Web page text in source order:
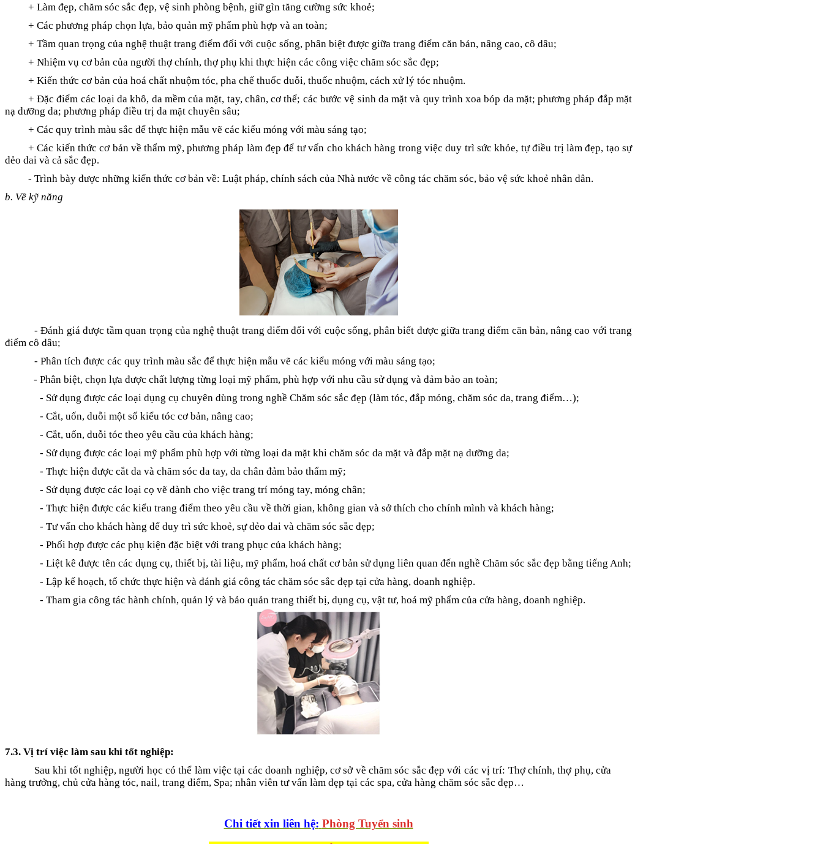
+ Làm đẹp, chăm sóc sắc đẹp, vệ sinh phòng bệnh, giữ gìn tăng cường sức khoẻ;
+ Các phương pháp chọn lựa, bảo quản mỹ phẩm phù hợp và an toàn;
+ Tầm quan trọng của nghệ thuật trang điểm đối với cuộc sống, phân biệt được giữa trang điểm căn bản, nâng cao, cô dâu;
+ Nhiệm vụ cơ bản của người thợ chính, thợ phụ khi thực hiện các công việc chăm sóc sắc đẹp;
+ Kiến thức cơ bản của hoá chất nhuộm tóc, pha chế thuốc duỗi, thuốc nhuộm, cách xử lý tóc nhuộm.
+ Đặc điểm các loại da khô, da mềm của mặt, tay, chân, cơ thể; các bước vệ sinh da mặt và quy trình xoa bóp da mặt; phương pháp đắp mặt
nạ dưỡng da; phương pháp điều trị da mặt chuyên sâu;
+ Các quy trình màu sắc để thực hiện mẫu vẽ các kiểu móng với màu sáng tạo;
+ Các kiến thức cơ bản về thẩm mỹ, phương pháp làm đẹp để tư vấn cho khách hàng trong việc duy trì sức khỏe, tự điều trị làm đẹp, tạo sự
dẻo dai và cả sắc đẹp.
- Trình bày được những kiến thức cơ bản về: Luật pháp, chính sách của Nhà nước về công tác chăm sóc, bảo vệ sức khoẻ nhân dân.
b. Về kỹ năng
- Đánh giá được tầm quan trọng của nghệ thuật trang điểm đối với cuộc sống, phân biết được giữa trang điểm căn bản, nâng cao với trang
điểm cô dâu;
- Phân tích được các quy trình màu sắc để thực hiện mẫu vẽ các kiểu móng với màu sáng tạo;
- Phân biệt, chọn lựa được chất lượng từng loại mỹ phẩm, phù hợp với nhu cầu sử dụng và đảm bảo an toàn;
- Sử dụng được các loại dụng cụ chuyên dùng trong nghề Chăm sóc sắc đẹp (làm tóc, đắp móng, chăm sóc da, trang điểm…);
- Cắt, uốn, duỗi một số kiểu tóc cơ bản, nâng cao;
- Cắt, uốn, duỗi tóc theo yêu cầu của khách hàng;
- Sử dụng được các loại mỹ phẩm phù hợp với từng loại da mặt khi chăm sóc da mặt và đắp mặt nạ dưỡng da;
- Thực hiện được cắt da và chăm sóc da tay, da chân đảm bảo thẩm mỹ;
- Sử dụng được các loại cọ vẽ dành cho việc trang trí móng tay, móng chân;
- Thực hiện được các kiểu trang điểm theo yêu cầu về thời gian, không gian và sở thích cho chính mình và khách hàng;
- Tư vấn cho khách hàng để duy trì sức khoẻ, sự dẻo dai và chăm sóc sắc đẹp;
- Phối hợp được các phụ kiện đặc biệt với trang phục của khách hàng;
- Liệt kê được tên các dụng cụ, thiết bị, tài liệu, mỹ phẩm, hoá chất cơ bản sử dụng liên quan đến nghề Chăm sóc sắc đẹp bằng tiếng Anh;
- Lập kế hoạch, tổ chức thực hiện và đánh giá công tác chăm sóc sắc đẹp tại cửa hàng, doanh nghiệp.
- Tham gia công tác hành chính, quản lý và bảo quản trang thiết bị, dụng cụ, vật tư, hoá mỹ phẩm của cửa hàng, doanh nghiệp.
7.3. Vị trí việc làm sau khi tốt nghiệp:
Sau khi tốt nghiệp, người học có thể làm việc tại các doanh nghiệp, cơ sở về chăm sóc sắc đẹp với các vị trí: Thợ chính, thợ phụ, cửa
hàng trưởng, chủ cửa hàng tóc, nail, trang điểm, Spa; nhân viên tư vấn làm đẹp tại các spa, cửa hàng chăm sóc sắc đẹp…
Chi tiết xin liên hệ: Phòng Tuyển sinh